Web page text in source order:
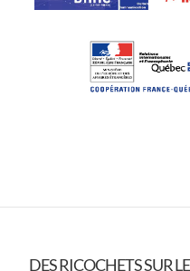
INAUGURATION ET
Après plus d’un an de
. Le Comité
DES RICOCHETS SUR